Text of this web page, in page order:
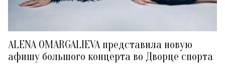
ALENA OMARGALIEVA представила новую
афишу большого концерта во Дворце спорта